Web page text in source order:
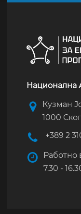
Национална
Кузман
1000
+389 2
Работно
7.30 -